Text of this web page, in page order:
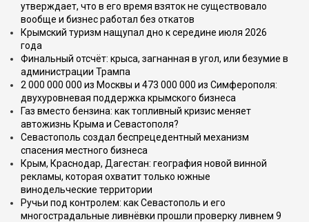
утверждает, что в его время взяток не существовало
вообще и бизнес работал без откатов
Крымский туризм нащупал дно к середине июля 2026
года
Финальный отсчёт: крыса, загнанная в угол, или безумие в
администрации Трампа
2 000 000 000 из Москвы и 473 000 000 из Симферополя:
двухуровневая поддержка крымского бизнеса
Газ вместо бензина: как топливный кризис меняет
автожизнь Крыма и Севастополя?
Севастополь создал беспрецедентный механизм
спасения местного бизнеса
Крым, Краснодар, Дагестан: география новой винной
рекламы, которая охватит только южные
винодельческие территории
Ручьи под контролем: как Севастополь и его
многострадальные ливнёвки прошли проверку ливнем 9